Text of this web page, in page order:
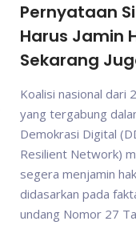
Pernyataan
Harus Jamin
Sekarang
Koalisi nasional dari
yang tergabung
Demokrasi Digital
Resilient Network)
segera menjamin
didasarkan pada
undang Nomor 27